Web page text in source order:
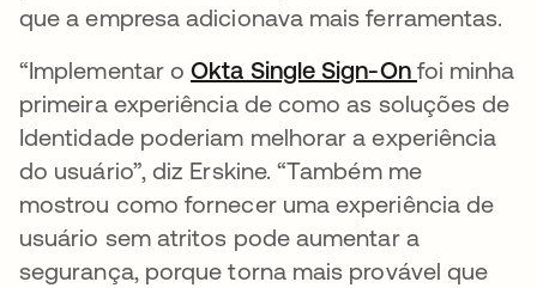
que a empresa adicionava mais ferramentas.
“Implementar oOkta Single Sign-On foi minha
primeira experiência de como as soluções de
Identidade poderiam melhorar a experiência
do usuário”, diz Erskine. “Também me
mostrou como fornecer uma experiência de
usuário sem atritos pode aumentar a
segurança, porque torna mais provável que